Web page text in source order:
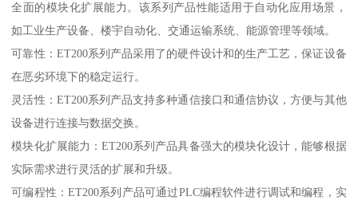
全面的模块化扩展能力。该系列产品性能适用于自动化应用场景，
如工业生产设备、楼宇自动化、交通运输系统、能源管理等领域。
可靠性：ET200系列产品采用了的硬件设计和的生产工艺，保证设备
在恶劣环境下的稳定运行。
灵活性：ET200系列产品支持多种通信接口和通信协议，方便与其他
设备进行连接与数据交换。
模块化扩展能力：ET200系列产品具备强大的模块化设计，能够根据
实际需求进行灵活的扩展和升级。
可编程性：ET200系列产品可通过PLC编程软件进行调试和编程，实